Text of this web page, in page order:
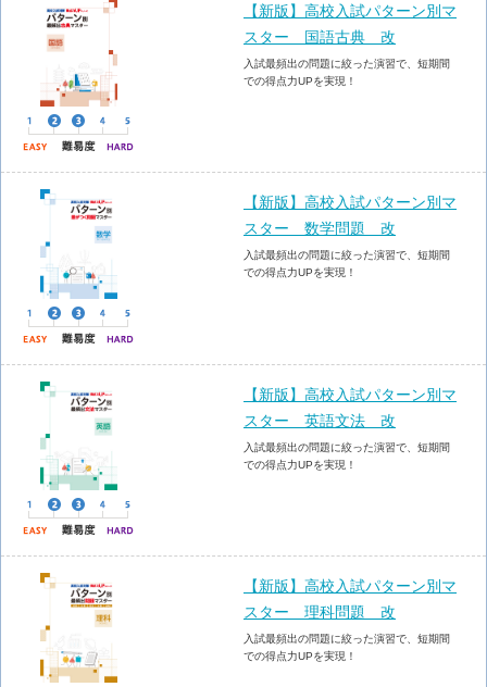
【新版】高校入試パターン別マ
スター 国語古典 改
入試最頻出の問題に絞った演習で、短期間
での得点力UPを実現！
【新版】高校入試パターン別マ
スター 数学問題 改
入試最頻出の問題に絞った演習で、短期間
での得点力UPを実現！
【新版】高校入試パターン別マ
スター 英語文法 改
入試最頻出の問題に絞った演習で、短期間
での得点力UPを実現！
【新版】高校入試パターン別マ
スター 理科問題 改
入試最頻出の問題に絞った演習で、短期間
での得点力UPを実現！